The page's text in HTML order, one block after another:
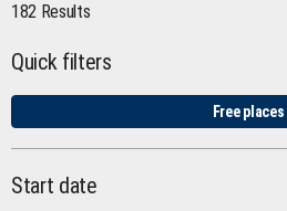
182 Results
Quick filters
Free places
Start date